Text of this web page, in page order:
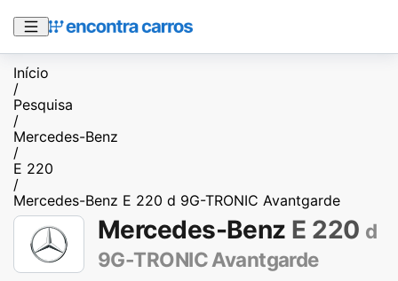
Início
/
Pesquisa
/
Mercedes-Benz
/
E 220
/
Mercedes-Benz E 220 d 9G-TRONIC Avantgarde
Mercedes-Benz E 220 d
9G-TRONIC Avantgarde